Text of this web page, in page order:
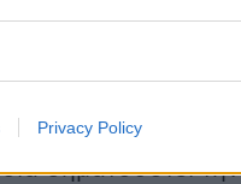
Privacy Policy
ήταν γι’
παρέλασης της
σηματοδοτεί την